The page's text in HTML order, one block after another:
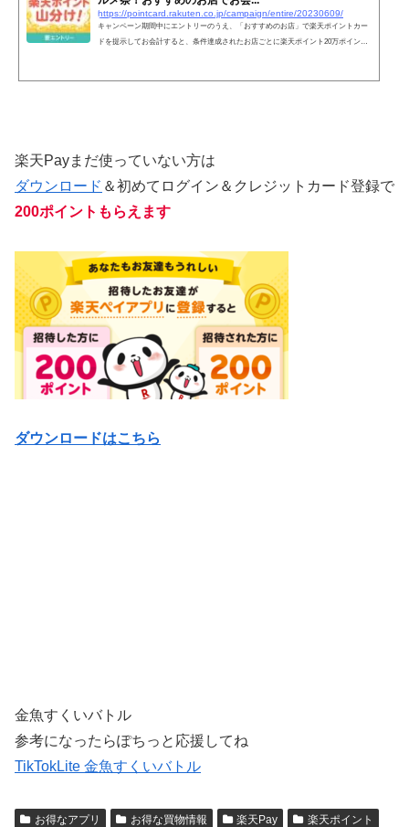
https://pointcard.rakuten.co.jp/campaign/entire/20230609/
キャンペーン期間中にエントリーのうえ、「おすすめのお店」で楽天ポイントカー
ドを提示してお会計すると、条件達成されたお店ごとに楽天ポイント20万ポイント
楽天Payまだ使っていない方は
ダウンロード ＆初めてログイン＆クレジットカード登録で
200ポイントもらえます
ダウンロードはこちら
金魚すくいバトル
参考になったらぽちっと応援してね
TikTokLite 金魚すくいバトル
お得なアプリ お得な買物情報 楽天Pay 楽天ポイント